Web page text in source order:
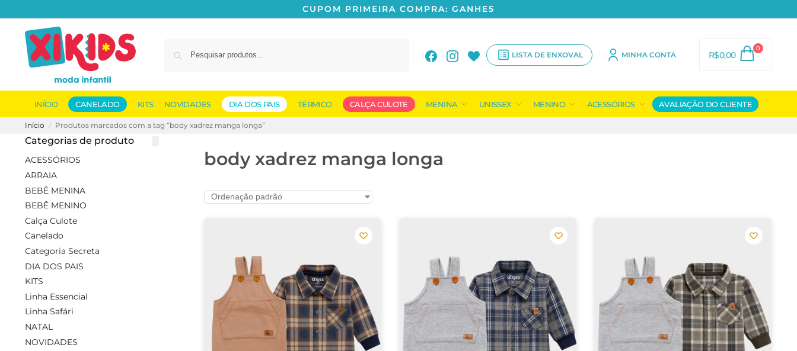
CUPOM PRIMEIRA COMPRA: GANHE5
LISTA DE ENXOVAL
MINHA CONTA R$0,00
0
INÍCIO CANELADO KITS NOVIDADES DIA DOS PAIS TÉRMICO CALÇA CULOTE MENINA UNISSEX MENINO ACESSÓRIOS AVALIAÇÃO DO CLIENTE
Início / Produtos marcados com a tag “body xadrez manga longa”
body xadrez manga longa
Categorias de produto
ACESSÓRIOS
ARRAIA
BEBÊ MENINA
BEBÊ MENINO
Calça Culote
Canelado
Categoria Secreta
DIA DOS PAIS
KITS
Linha Essencial
Linha Safári
NATAL
NOVIDADES